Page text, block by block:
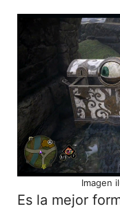
Imagen
Es la mejor